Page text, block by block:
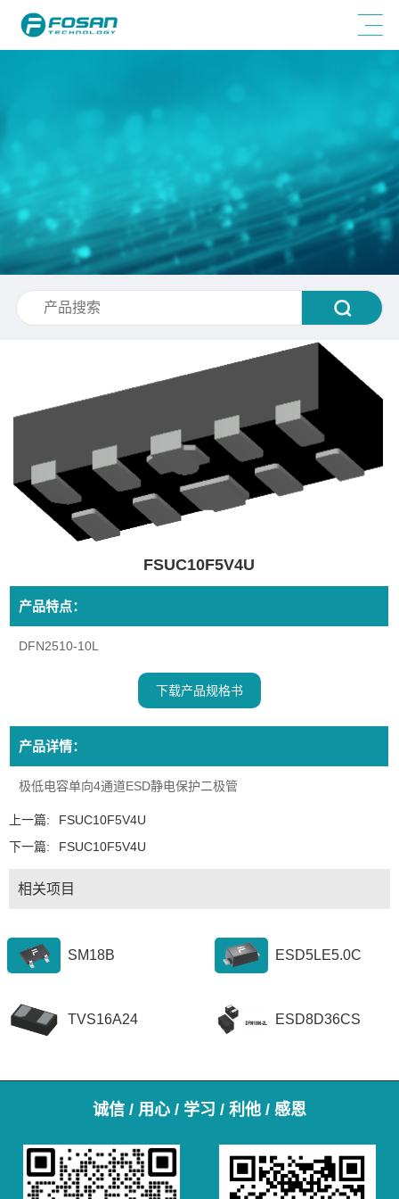
FSUC10F5V4U
产品特点：
DFN2510-10L
下载产品规格书
产品详情：
极低电容单向4通道ESD静电保护二极管
上一篇:
FSUC10F5V4U
下一篇:
FSUC10F5V4U
相关项目
SM18B ESD5LE5.0C
TVS16A24 ESD8D36CS
诚信 / 用心 / 学习 / 利他 / 感恩